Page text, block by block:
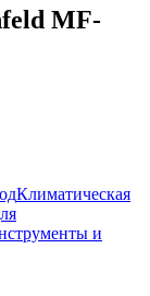
MF-
Климатическая
и